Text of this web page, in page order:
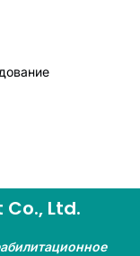
Ltd.